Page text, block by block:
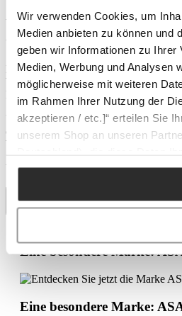
Wir verwenden Cookies, um
Medien anbieten zu können und
geben wir Informationen zu
Medien, Werbung und Analysen
möglicherweise mit weiteren
im Rahmen Ihrer Nutzung der
akzeptieren / etc.]“ erteilen Sie
unserem Shop an unseren
Zwecken (z.B.
Anzahl Teile: 1 Stück
Versand
Der Versand Ihrer Bestellung erfolgt
Ware unser Lager verlässt, erhalten
E-Mail inklusive Sendungsverfolgung.
Über die Sendungsverfolgung können
online verfolgen und bei Bedarf
Wunschzustelltag oder Lieferung an
Versandkosten: 7,95 €
Eine besondere Marke:
Eine besondere Marke: